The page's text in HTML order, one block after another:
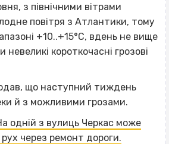
з північними вітрами
повітря з Атлантики, тому
+10..+15°С, вдень не вище
короткочасні грозові
що наступний тиждень
й з можливими грозами.
одній з вулиць Черкас може
через ремонт дороги.